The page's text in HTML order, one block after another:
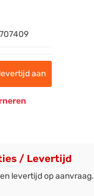
aan
/ Levertijd
levertijd op aanvraag.